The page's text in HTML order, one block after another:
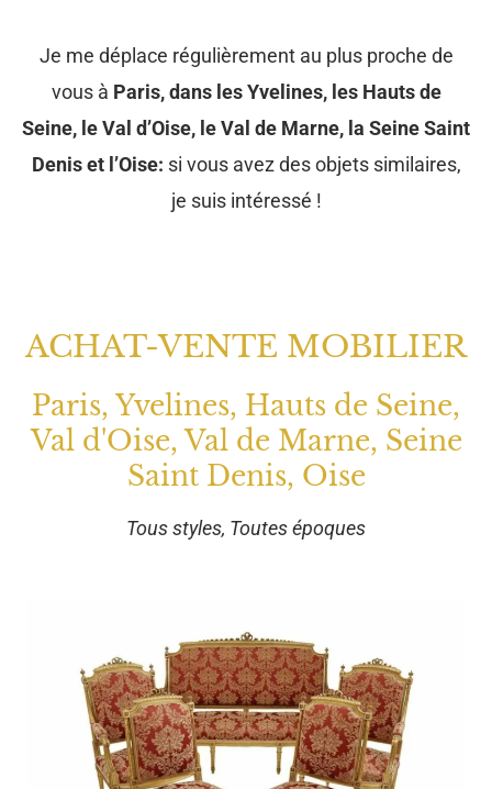
Je me déplace régulièrement au plus proche de
vous à Paris, dans les Yvelines, les Hauts de
Seine, le Val d’Oise, le Val de Marne, la Seine Saint
Denis et l’Oise: si vous avez des objets similaires,
je suis intéressé !
ACHAT-VENTE MOBILIER
Paris, Yvelines, Hauts de Seine,
Val d'Oise, Val de Marne, Seine
Saint Denis, Oise
Tous styles, Toutes époques